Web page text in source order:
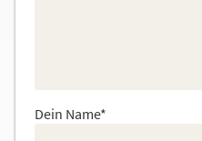
Dein Name*